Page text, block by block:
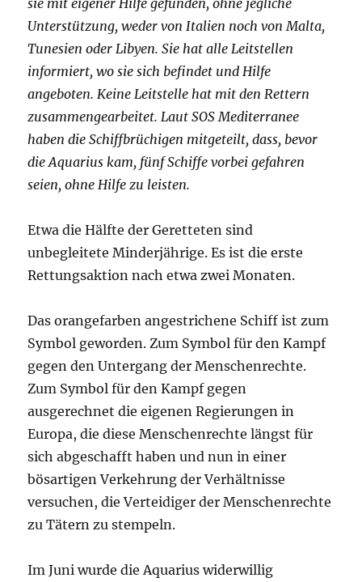
sie mit eigener Hilfe gefunden, ohne jegliche
Unterstützung, weder von Italien noch von Malta,
Tunesien oder Libyen. Sie hat alle Leitstellen
informiert, wo sie sich befindet und Hilfe
angeboten. Keine Leitstelle hat mit den Rettern
zusammengearbeitet. Laut SOS Mediterranee
haben die Schiffbrüchigen mitgeteilt, dass, bevor
die Aquarius kam, fünf Schiffe vorbei gefahren
seien, ohne Hilfe zu leisten.
Etwa die Hälfte der Geretteten sind
unbegleitete Minderjährige. Es ist die erste
Rettungsaktion nach etwa zwei Monaten.
Das orangefarben angestrichene Schiff ist zum
Symbol geworden. Zum Symbol für den Kampf
gegen den Untergang der Menschenrechte.
Zum Symbol für den Kampf gegen
ausgerechnet die eigenen Regierungen in
Europa, die diese Menschenrechte längst für
sich abgeschafft haben und nun in einer
bösartigen Verkehrung der Verhältnisse
versuchen, die Verteidiger der Menschenrechte
zu Tätern zu stempeln.
Im Juni wurde die Aquarius widerwillig